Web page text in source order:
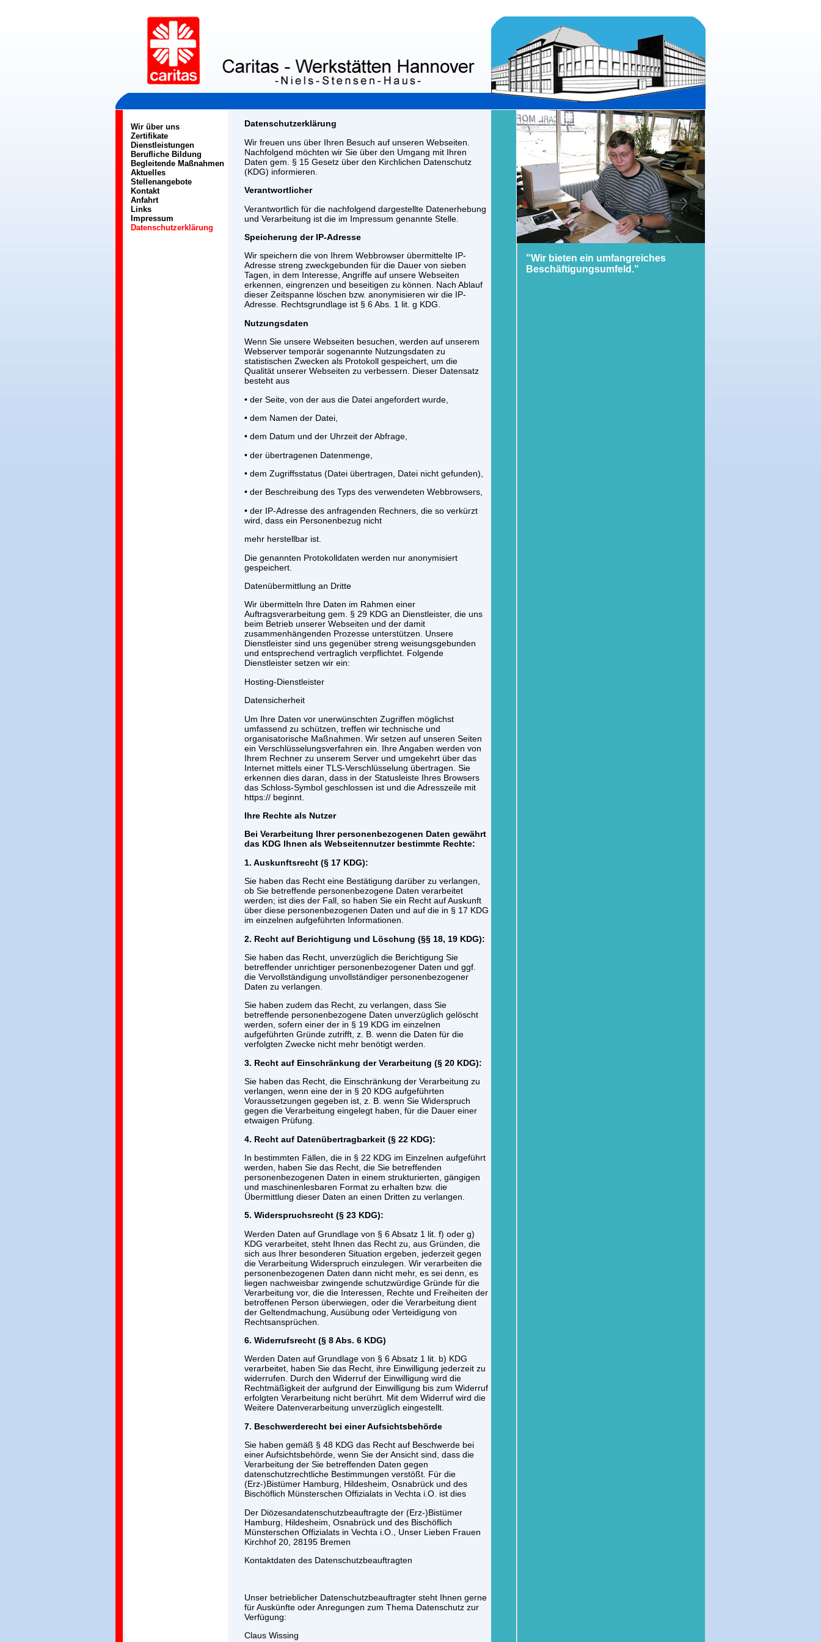
Wir über uns
Zertifikate
Dienstleistungen
Berufliche Bildung
Begleitende Maßnahmen
Aktuelles
Stellenangebote
Kontakt
Anfahrt
Links
Impressum
Datenschutzerklärung
Datenschutzerklärung
Wir freuen uns über Ihren Besuch auf unseren Webseiten.
Nachfolgend möchten wir Sie über den Umgang mit Ihren
Daten gem. § 15 Gesetz über den Kirchlichen Datenschutz
(KDG) informieren.
Verantwortlicher
Verantwortlich für die nachfolgend dargestellte Datenerhebung
und Verarbeitung ist die im Impressum genannte Stelle.
Speicherung der IP-Adresse
Wir speichern die von Ihrem Webbrowser übermittelte IP-
Adresse streng zweckgebunden für die Dauer von sieben
Tagen, in dem Interesse, Angriffe auf unsere Webseiten
erkennen, eingrenzen und beseitigen zu können. Nach Ablauf
dieser Zeitspanne löschen bzw. anonymisieren wir die IP-
Adresse. Rechtsgrundlage ist § 6 Abs. 1 lit. g KDG.
Nutzungsdaten
Wenn Sie unsere Webseiten besuchen, werden auf unserem
Webserver temporär sogenannte Nutzungsdaten zu
statistischen Zwecken als Protokoll gespeichert, um die
Qualität unserer Webseiten zu verbessern. Dieser Datensatz
besteht aus
• der Seite, von der aus die Datei angefordert wurde,
• dem Namen der Datei,
• dem Datum und der Uhrzeit der Abfrage,
• der übertragenen Datenmenge,
• dem Zugriffsstatus (Datei übertragen, Datei nicht gefunden),
• der Beschreibung des Typs des verwendeten Webbrowsers,
• der IP-Adresse des anfragenden Rechners, die so verkürzt
wird, dass ein Personenbezug nicht
mehr herstellbar ist.
Die genannten Protokolldaten werden nur anonymisiert
gespeichert.
Datenübermittlung an Dritte
Wir übermitteln Ihre Daten im Rahmen einer
Auftragsverarbeitung gem. § 29 KDG an Dienstleister, die uns
beim Betrieb unserer Webseiten und der damit
zusammenhängenden Prozesse unterstützen. Unsere
Dienstleister sind uns gegenüber streng weisungsgebunden
und entsprechend vertraglich verpflichtet. Folgende
Dienstleister setzen wir ein:
Hosting-Dienstleister
Datensicherheit
Um Ihre Daten vor unerwünschten Zugriffen möglichst
umfassend zu schützen, treffen wir technische und
organisatorische Maßnahmen. Wir setzen auf unseren Seiten
ein Verschlüsselungsverfahren ein. Ihre Angaben werden von
Ihrem Rechner zu unserem Server und umgekehrt über das
Internet mittels einer TLS-Verschlüsselung übertragen. Sie
erkennen dies daran, dass in der Statusleiste Ihres Browsers
das Schloss-Symbol geschlossen ist und die Adresszeile mit
https:// beginnt.
Ihre Rechte als Nutzer
Bei Verarbeitung Ihrer personenbezogenen Daten gewährt
das KDG Ihnen als Webseitennutzer bestimmte Rechte:
1. Auskunftsrecht (§ 17 KDG):
Sie haben das Recht eine Bestätigung darüber zu verlangen,
ob Sie betreffende personenbezogene Daten verarbeitet
werden; ist dies der Fall, so haben Sie ein Recht auf Auskunft
über diese personenbezogenen Daten und auf die in § 17 KDG
im einzelnen aufgeführten Informationen.
2. Recht auf Berichtigung und Löschung (§§ 18, 19 KDG):
Sie haben das Recht, unverzüglich die Berichtigung Sie
betreffender unrichtiger personenbezogener Daten und ggf.
die Vervollständigung unvollständiger personenbezogener
Daten zu verlangen.
Sie haben zudem das Recht, zu verlangen, dass Sie
betreffende personenbezogene Daten unverzüglich gelöscht
werden, sofern einer der in § 19 KDG im einzelnen
aufgeführten Gründe zutrifft, z. B. wenn die Daten für die
verfolgten Zwecke nicht mehr benötigt werden.
3. Recht auf Einschränkung der Verarbeitung (§ 20 KDG):
Sie haben das Recht, die Einschränkung der Verarbeitung zu
verlangen, wenn eine der in § 20 KDG aufgeführten
Voraussetzungen gegeben ist, z. B. wenn Sie Widerspruch
gegen die Verarbeitung eingelegt haben, für die Dauer einer
etwaigen Prüfung.
4. Recht auf Datenübertragbarkeit (§ 22 KDG):
In bestimmten Fällen, die in § 22 KDG im Einzelnen aufgeführt
werden, haben Sie das Recht, die Sie betreffenden
personenbezogenen Daten in einem strukturierten, gängigen
und maschinenlesbaren Format zu erhalten bzw. die
Übermittlung dieser Daten an einen Dritten zu verlangen.
5. Widerspruchsrecht (§ 23 KDG):
Werden Daten auf Grundlage von § 6 Absatz 1 lit. f) oder g)
KDG verarbeitet, steht Ihnen das Recht zu, aus Gründen, die
sich aus Ihrer besonderen Situation ergeben, jederzeit gegen
die Verarbeitung Widerspruch einzulegen. Wir verarbeiten die
personenbezogenen Daten dann nicht mehr, es sei denn, es
liegen nachweisbar zwingende schutzwürdige Gründe für die
Verarbeitung vor, die die Interessen, Rechte und Freiheiten der
betroffenen Person überwiegen, oder die Verarbeitung dient
der Geltendmachung, Ausübung oder Verteidigung von
Rechtsansprüchen.
6. Widerrufsrecht (§ 8 Abs. 6 KDG)
Werden Daten auf Grundlage von § 6 Absatz 1 lit. b) KDG
verarbeitet, haben Sie das Recht, ihre Einwilligung jederzeit zu
widerrufen. Durch den Widerruf der Einwilligung wird die
Rechtmäßigkeit der aufgrund der Einwilligung bis zum Widerruf
erfolgten Verarbeitung nicht berührt. Mit dem Widerruf wird die
Weitere Datenverarbeitung unverzüglich eingestellt.
7. Beschwerderecht bei einer Aufsichtsbehörde
Sie haben gemäß § 48 KDG das Recht auf Beschwerde bei
einer Aufsichtsbehörde, wenn Sie der Ansicht sind, dass die
Verarbeitung der Sie betreffenden Daten gegen
datenschutzrechtliche Bestimmungen verstößt. Für die
(Erz-)Bistümer Hamburg, Hildesheim, Osnabrück und des
Bischöflich Münsterschen Offizialats in Vechta i.O. ist dies
Der Diözesandatenschutzbeauftragte der (Erz-)Bistümer
Hamburg, Hildesheim, Osnabrück und des Bischöflich
Münsterschen Offizialats in Vechta i.O., Unser Lieben Frauen
Kirchhof 20, 28195 Bremen
Kontaktdaten des Datenschutzbeauftragten
Unser betrieblicher Datenschutzbeauftragter steht Ihnen gerne
für Auskünfte oder Anregungen zum Thema Datenschutz zur
Verfügung:
Claus Wissing
"Wir bieten ein umfangreiches
Beschäftigungsumfeld."